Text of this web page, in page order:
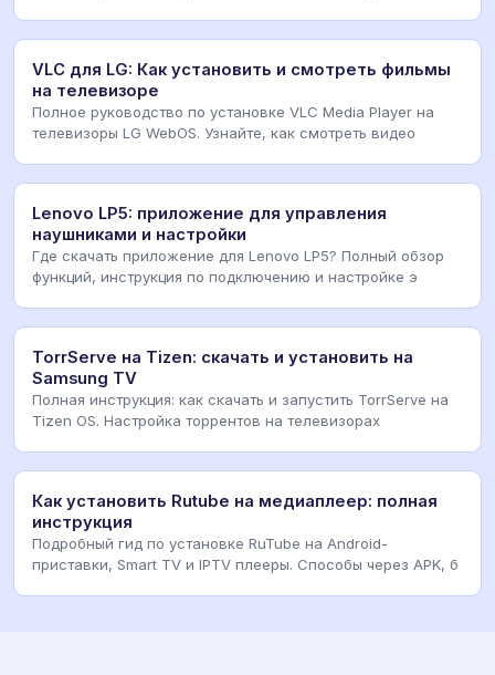
VLC для LG: Как установить и смотреть фильмы
на телевизоре
Полное руководство по установке VLC Media Player на
телевизоры LG WebOS. Узнайте, как смотреть видео
Lenovo LP5: приложение для управления
наушниками и настройки
Где скачать приложение для Lenovo LP5? Полный обзор
функций, инструкция по подключению и настройке э
TorrServe на Tizen: скачать и установить на
Samsung TV
Полная инструкция: как скачать и запустить TorrServe на
Tizen OS. Настройка торрентов на телевизорах
Как установить Rutube на медиаплеер: полная
инструкция
Подробный гид по установке RuTube на Android-
приставки, Smart TV и IPTV плееры. Способы через APK, б